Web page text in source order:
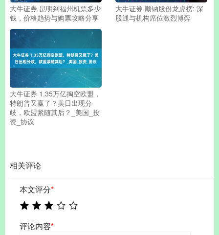
大牛证券 昆明到福州机票多少
钱，价格趋势与购票攻略分享
大牛证券 顺钠股份龙虎榜: 深
股通与机构席位激烈博弈
大牛证券 1.35万亿掏空欧盟，
特朗普又赢了？美日出现分
歧，欧盟紧随其后？_美国_投
资_协议
相关评论
本文评分*
评论内容*